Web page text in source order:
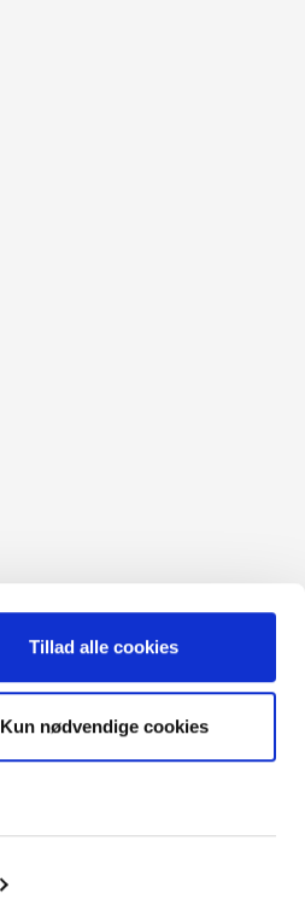
Tillad alle cookies
Kun nødvendige cookies